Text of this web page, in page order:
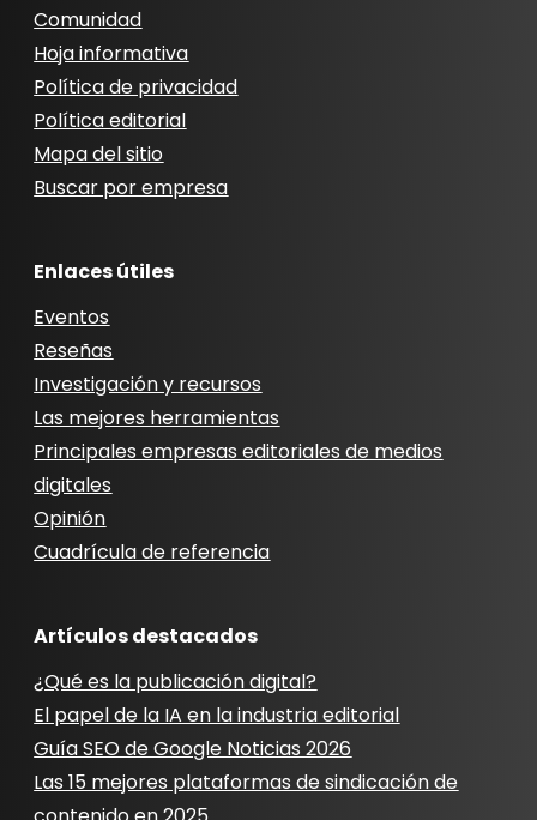
Comunidad
Hoja informativa
Política de privacidad
Política editorial
Mapa del sitio
Buscar por empresa
Enlaces útiles
Eventos
Reseñas
Investigación y recursos
Las mejores herramientas
Principales empresas editoriales de medios
digitales
Opinión
Cuadrícula de referencia
Artículos destacados
¿Qué es la publicación digital?
El papel de la IA en la industria editorial
Guía SEO de Google Noticias 2026
Las 15 mejores plataformas de sindicación de